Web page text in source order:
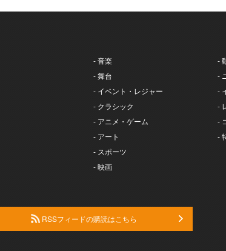
- 音楽
- 舞台
- イベント・レジャー
- クラシック
- アニメ・ゲーム
- アート
- スポーツ
- 映画
-
-
-
-
-
-
RSSフィードの購読はこちら